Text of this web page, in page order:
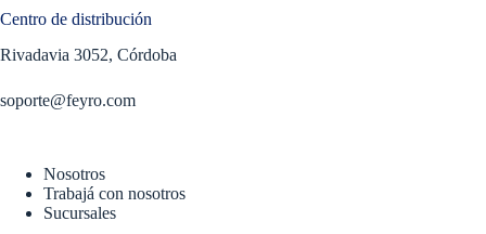
Centro de distribución
Rivadavia 3052, Córdoba
soporte@feyro.com
Nosotros
Trabajá con nosotros
Sucursales